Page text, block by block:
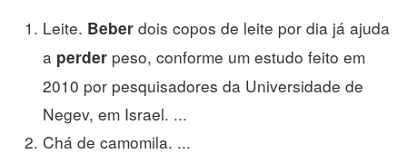
Leite. Beber dois copos de leite por dia já ajuda
a perder peso, conforme um estudo feito em
2010 por pesquisadores da Universidade de
Negev, em Israel. ...
Chá de camomila. ...